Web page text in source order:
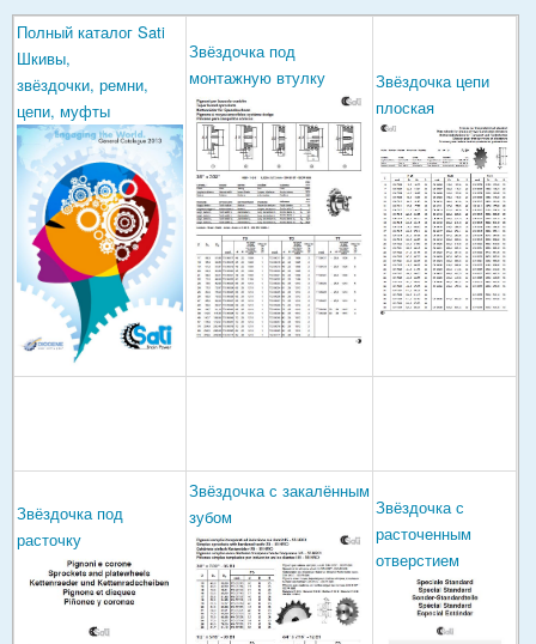
Полный каталог Sati
Шкивы,
звёздочки, ремни,
цепи, муфты
Звёздочка под
монтажную втулку
Звёздочка цепи
плоская
Звёздочка под
расточку
Звёздочка с закалённым
зубом
Звёздочка с
расточенным
отверстием